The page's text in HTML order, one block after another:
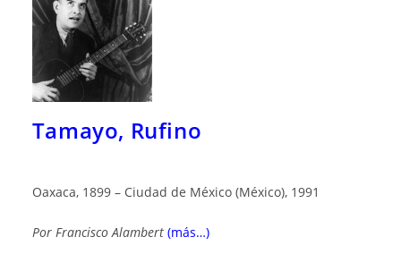
Tamayo, Rufino
Oaxaca, 1899 – Ciudad de México (México), 1991
Por Francisco Alambert (más…)